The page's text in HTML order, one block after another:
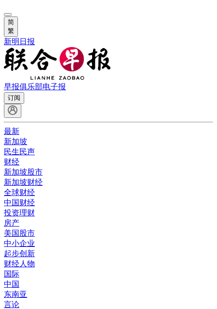
简
繁
新明日报
早报俱乐部电子报
订阅
最新
新加坡
民生民声
财经
新加坡股市
新加坡财经
全球财经
中国财经
投资理财
房产
美国股市
中小企业
起步创新
财经人物
国际
中国
东南亚
言论